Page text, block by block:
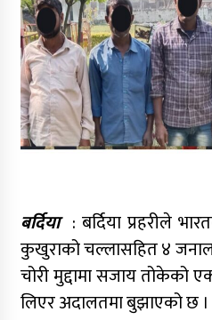
बर्दिया: बर्दिया प्रहरीले
कुखुराको चल्लासहित ४
चोरी मुद्दामा सजाय तोकेको
लिएर अदालतमा बुझाएको छ ।